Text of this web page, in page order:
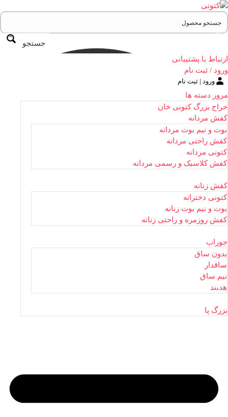
جستجو
ارتباط با پشتیبانی
ورود / ثبت نام
ورود | ثبت نام
مرور دسته ها
حراج بزرگ کتونی خان
کفش مردانه
بوت و نیم بوت مردانه
کفش راحتی مردانه
کتونی مردانه
کفش کلاسیک و رسمی مردانه
کفش زنانه
کتونی دخترانه
بوت و نیم بوت زنانه
کفش روزمره و راحتی زنانه
جوراب
بدون ساق
ساقدار
نیم ساق
هدبند
بزرگ پا